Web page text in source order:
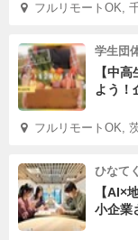
フルリモートOK,
学生団
【中
よう！
フルリモートOK,
ひなてく
【AI×
小企業